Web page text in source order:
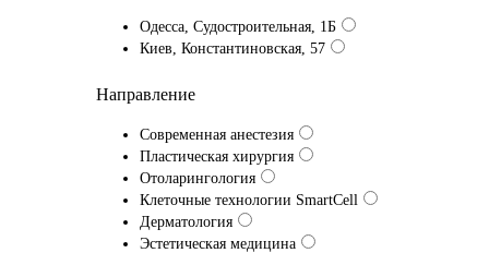
Одесса, Судостроительная, 1Б
Киев, Константиновская, 57
Направление
Современная анестезия
Пластическая хирургия
Отоларингология
Клеточные технологии SmartCell
Дерматология
Эстетическая медицина